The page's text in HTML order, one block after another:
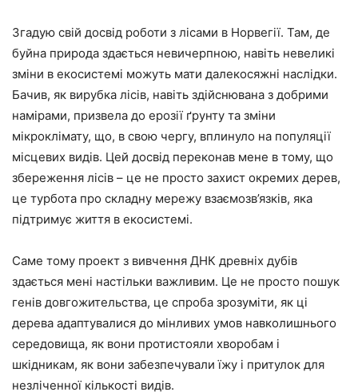
Згадую свій досвід роботи з лісами в Норвегії. Там, де
буйна природа здається невичерпною, навіть невеликі
зміни в екосистемі можуть мати далекосяжні наслідки.
Бачив, як вирубка лісів, навіть здійснювана з добрими
намірами, призвела до ерозії ґрунту та зміни
мікроклімату, що, в свою чергу, вплинуло на популяції
місцевих видів. Цей досвід переконав мене в тому, що
збереження лісів – це не просто захист окремих дерев,
це турбота про складну мережу взаємозв’язків, яка
підтримує життя в екосистемі.
Саме тому проект з вивчення ДНК древніх дубів
здається мені настільки важливим. Це не просто пошук
генів довгожительства, це спроба зрозуміти, як ці
дерева адаптувалися до мінливих умов навколишнього
середовища, як вони протистояли хворобам і
шкідникам, як вони забезпечували їжу і притулок для
незліченної кількості видів.